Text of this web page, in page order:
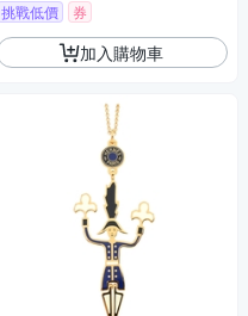
挑戰低價
券
加入購物車